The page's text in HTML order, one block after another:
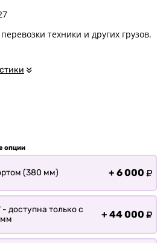
Прицепы для вездехода-
О заводе
техники и других грузов.
опции
(380 мм) + 6 000
доступна только с
+ 44 000